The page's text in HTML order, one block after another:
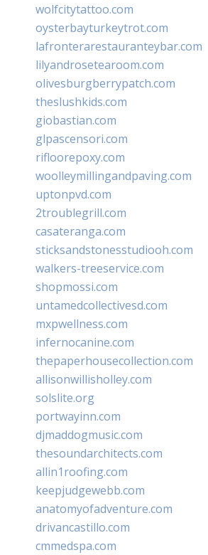
wolfcitytattoo.com
oysterbayturkeytrot.com
lafronterarestauranteybar.com
lilyandrosetearoom.com
olivesburgberrypatch.com
theslushkids.com
giobastian.com
glpascensori.com
rifloorepoxy.com
woolleymillingandpaving.com
uptonpvd.com
2troublegrill.com
casateranga.com
sticksandstonesstudiooh.com
walkers-treeservice.com
shopmossi.com
untamedcollectivesd.com
mxpwellness.com
infernocanine.com
thepaperhousecollection.com
allisonwillisholley.com
solslite.org
portwayinn.com
djmaddogmusic.com
thesoundarchitects.com
allin1roofing.com
keepjudgewebb.com
anatomyofadventure.com
drivancastillo.com
cmmedspa.com